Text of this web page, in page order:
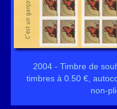
2004 - Timbre de
timbres à 0.50 €,
non-